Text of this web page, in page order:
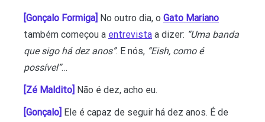
[Gonçalo Formiga] No outro dia, o Gato Mariano
também começou a entrevista a dizer: “Uma banda
que sigo há dez anos”. E nós, “Eish, como é
possível”…
[Zé Maldito] Não é dez, acho eu.
[Gonçalo] Ele é capaz de seguir há dez anos. É de